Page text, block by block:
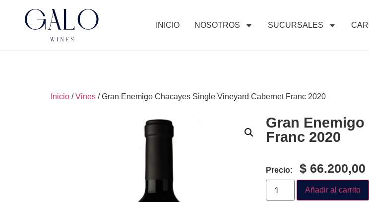
INICIO NOSOTROS SUCURSALES
Inicio / Vinos / Gran Enemigo Chacayes Single Vineyard Cabernet Franc 2020
Gran
Franc 2020
Precio: $ 66.200,00
Añadir al carrito